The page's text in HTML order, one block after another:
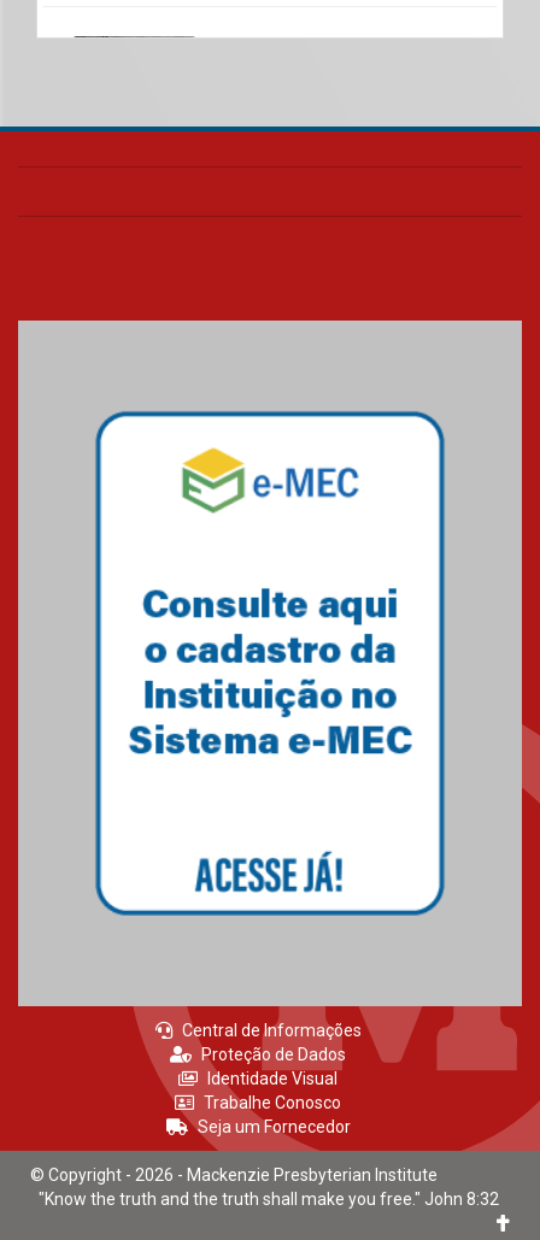
Nova apresentação do Centro
realizará nova edição da Feira
04.08.2026
Mackenzie recepciona os
calouros do segundo semestre
Como o Colégio Mackenzie
Brasília prepara seus
estudantes para o PAS antes
mesmo do Ensino Médio
04.08.2026
Central de Informações
Proteção de Dados
Identidade Visual
Trabalhe Conosco
Seja um Fornecedor
© Copyright - 2026 - Mackenzie Presbyterian Institute
"Know the truth and the truth shall make you free." John 8:32